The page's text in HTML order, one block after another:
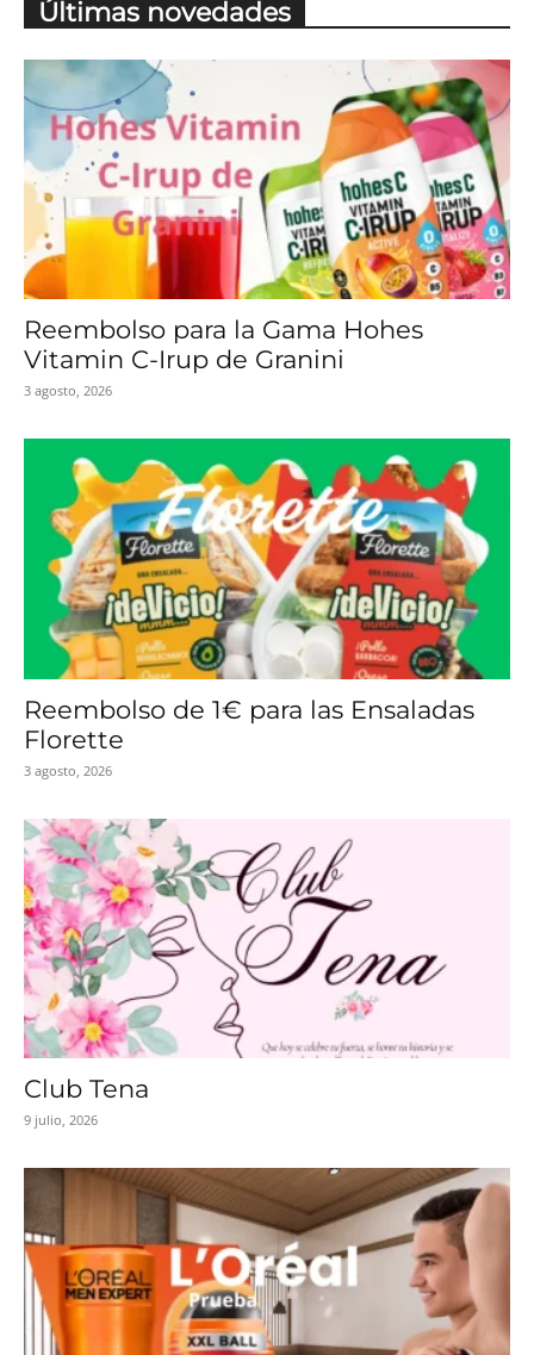
Últimas novedades
Reembolso para la Gama Hohes
Vitamin C-Irup de Granini
3 agosto, 2026
Reembolso de 1€ para las Ensaladas
Florette
3 agosto, 2026
Club Tena
9 julio, 2026